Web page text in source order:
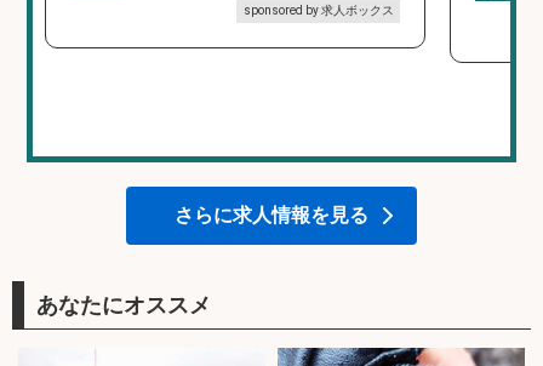
sponsored by 求人ボックス
さらに求人情報を見る
あなたにオススメ